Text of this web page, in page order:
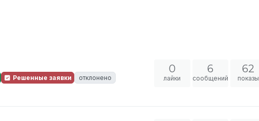
Решенные заявки
отклонено
0
лайки
6
сообщений
62
показы